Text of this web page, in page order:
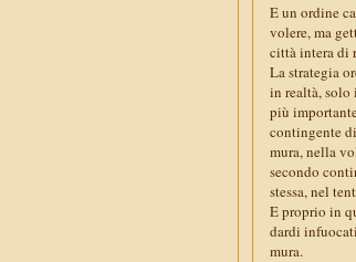
E un ordine
volere, ma
città intera di
La strategia
in realtà, solo
più
contingente
mura, nella
secondo
stessa, nel
E proprio in
dardi
mura.